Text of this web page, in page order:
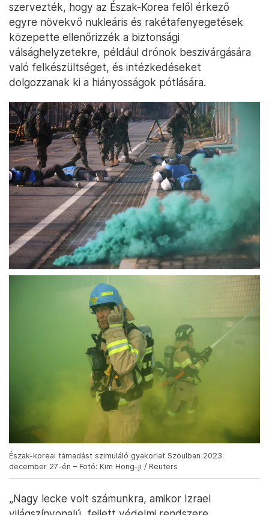
szervezték, hogy az Észak-Korea felől érkező
egyre növekvő nukleáris és rakétafenyegetések
közepette ellenőrizzék a biztonsági
válsághelyzetekre, például drónok beszivárgására
való felkészültséget, és intézkedéseket
dolgozzanak ki a hiányosságok pótlására.
Észak-koreai támadást szimuláló gyakorlat Szöulban 2023.
december 27-én – Fotó: Kim Hong-ji / Reuters
„Nagy lecke volt számunkra, amikor Izrael